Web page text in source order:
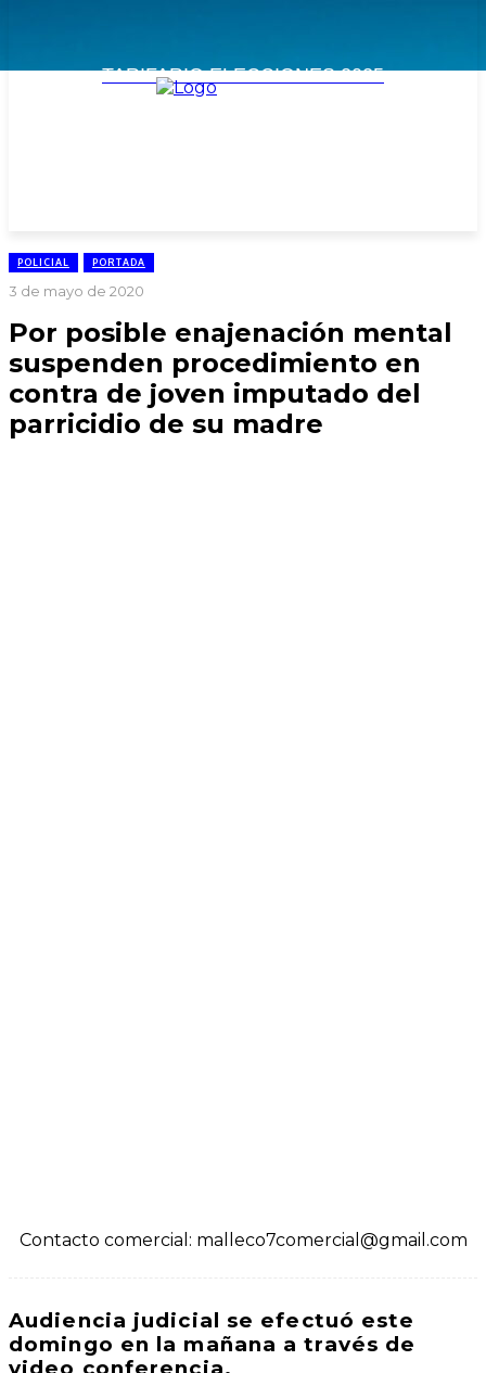
TARIFARIO ELECCIONES 2025
POLICIAL PORTADA
3 de mayo de 2020
Por posible enajenación mental
suspenden procedimiento en
contra de joven imputado del
parricidio de su madre
Contacto comercial: malleco7comercial@gmail.com
Audiencia judicial se efectuó este
domingo en la mañana a través de
video conferencia.